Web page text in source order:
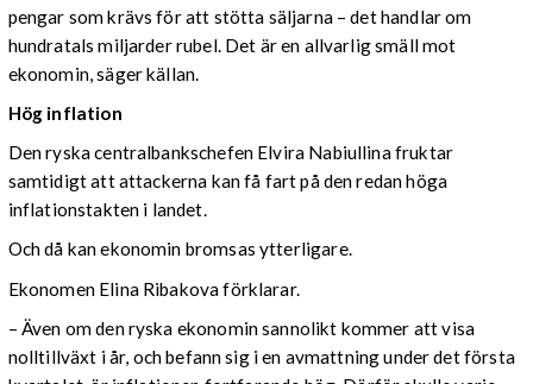
pengar som krävs för att stötta säljarna – det handlar om
hundratals miljarder rubel. Det är en allvarlig smäll mot
ekonomin, säger källan.
Hög inflation
Den ryska centralbankschefen Elvira Nabiullina fruktar
samtidigt att attackerna kan få fart på den redan höga
inflationstakten i landet.
Och då kan ekonomin bromsas ytterligare.
Ekonomen Elina Ribakova förklarar.
– Även om den ryska ekonomin sannolikt kommer att visa
nolltillväxt i år, och befann sig i en avmattning under det första